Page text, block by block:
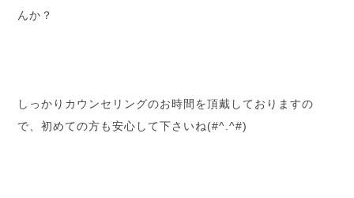
んか？
しっかりカウンセリングのお時間を頂戴しておりますの
で、初めての方も安心して下さいね(#^.^#)